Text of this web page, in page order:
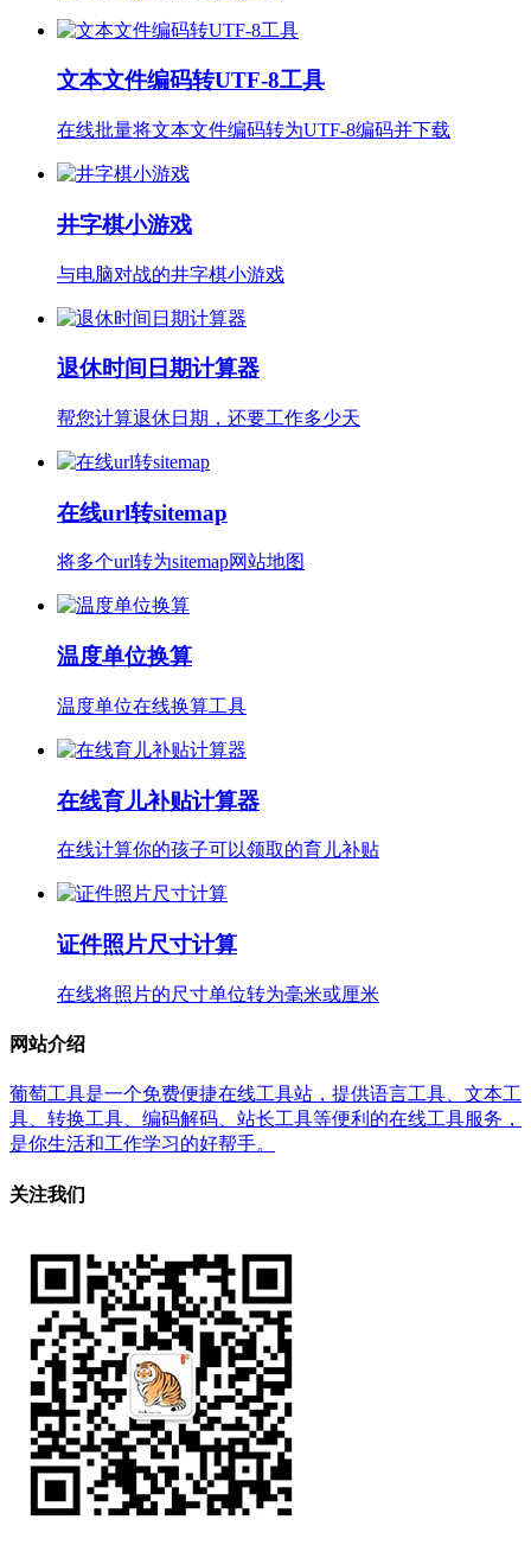
文本文件编码转UTF-8工具
在线批量将文本文件编码转为UTF-8编码并下载
井字棋小游戏
与电脑对战的井字棋小游戏
退休时间日期计算器
帮您计算退休日期，还要工作多少天
在线url转sitemap
将多个url转为sitemap网站地图
温度单位换算
温度单位在线换算工具
在线育儿补贴计算器
在线计算你的孩子可以领取的育儿补贴
证件照片尺寸计算
在线将照片的尺寸单位转为毫米或厘米
网站介绍
葡萄工具是一个免费便捷在线工具站，提供语言工具、文本工
具、转换工具、编码解码、站长工具等便利的在线工具服务，
是你生活和工作学习的好帮手。
关注我们